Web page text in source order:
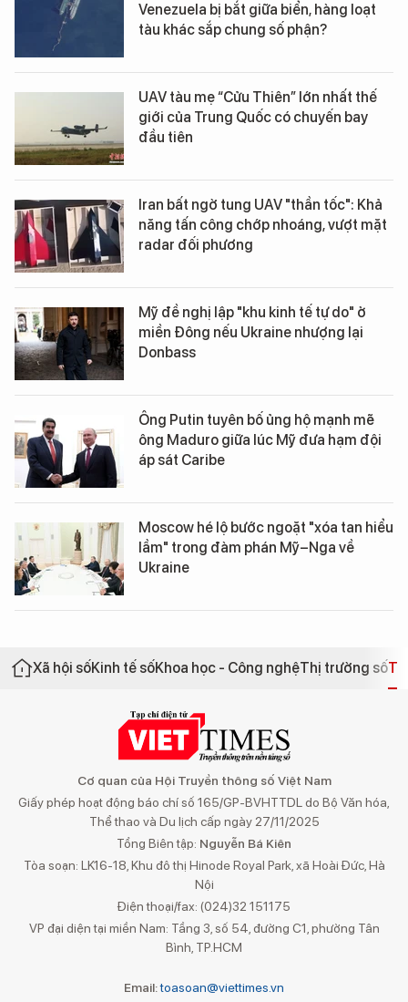
Venezuela bị bắt giữa biển, hàng loạt
tàu khác sắp chung số phận?
UAV tàu mẹ “Cửu Thiên” lớn nhất thế
giới của Trung Quốc có chuyến bay
đầu tiên
Iran bất ngờ tung UAV "thần tốc": Khả
năng tấn công chớp nhoáng, vượt mặt
radar đối phương
Mỹ đề nghị lập "khu kinh tế tự do" ở
miền Đông nếu Ukraine nhượng lại
Donbass
Ông Putin tuyên bố ủng hộ mạnh mẽ
ông Maduro giữa lúc Mỹ đưa hạm đội
áp sát Caribe
Moscow hé lộ bước ngoặt "xóa tan hiểu
lầm" trong đàm phán Mỹ–Nga về
Ukraine
Xã hội sốKinh tế sốKhoa học - Công nghệThị trường số
Cơ quan của Hội Truyền thông số Việt Nam
Giấy phép hoạt động báo chí số 165/GP-BVHTTDL do Bộ Văn hóa,
Thể thao và Du lịch cấp ngày 27/11/2025
Tổng Biên tập: Nguyễn Bá Kiên
Tòa soạn: LK16-18, Khu đô thị Hinode Royal Park, xã Hoài Đức, Hà
Nội
Điện thoại/fax: (024)32 151175
VP đại diện tại miền Nam: Tầng 3, số 54, đường C1, phường Tân
Bình, TP.HCM
Email:toasoan@viettimes.vn